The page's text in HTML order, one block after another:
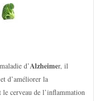
d’Alzheimer, il
d’améliorer la
cerveau de l’inflammation